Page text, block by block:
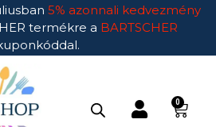
5% azonnali kedvezmény
termékre a BARTSCHER
0